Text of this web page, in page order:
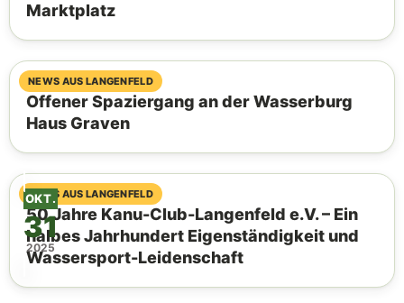
OKT.
31
2025
Marktplatz
NEWS AUS LANGENFELD
04. August 2026
Offener Spaziergang an der Wasserburg
Haus Graven
NEWS AUS LANGENFELD
03. August 2026
50 Jahre Kanu-Club-Langenfeld e.V. – Ein
halbes Jahrhundert Eigenständigkeit und
Wassersport-Leidenschaft